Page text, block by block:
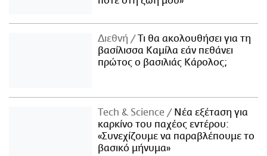
Διεθνή
Τι θα ακολουθήσει για τη
βασίλισσα Καμίλα εάν πεθάνει
πρώτος ο βασιλιάς Κάρολος;
Τech & Science
Νέα εξέταση για
καρκίνο του παχέος εντέρου:
«Συνεχίζουμε να παραβλέπουμε το
βασικό μήνυμα»